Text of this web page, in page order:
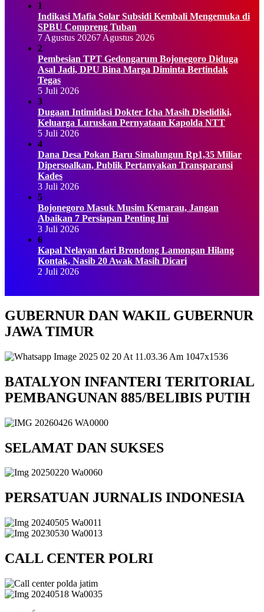
1
Indikasi Mafia Solar Subsidi Kembali Mengemuka di
SPBU Compreng Tuban
7 Agustus 20267 Agustus 2026
2
Pembesian TPT Gedongarum Bojonegoro Diduga
Asal Jadi, DPU Bina Marga Diminta Bertindak
Tegas
5 Juli 2026
3
Dugaan Intimidasi Dokter Icha Masih Diselidiki,
Keluarga Luruskan Pernyataan Kapolda NTT
5 Juli 2026
4
Dana Desa Pokan Baru Simalungun Rp1,35 Miliar
Dipersoalkan, Publik Pertanyakan Transparansi
Kades
3 Juli 2026
5
Bojonegoro Masuk Musim Kemarau, Jangan
Abaikan 7 Persiapan Penting Ini
3 Juli 2026
6
Kapal Nelayan dari Brondong Lamongan Hilang
Kontak, Nasib 20 Awak Masih Dicari
2 Juli 2026
GUBERNUR DAN WAKIL GUBERNUR
JAWA TIMUR
BATALYON INFANTERI TERITORIAL
PEMBANGUNAN 885/BELIBIS PUTIH
SELAMAT DAN SUKSES
PERSATUAN JURNALIS INDONESIA
CALL CENTER POLRI